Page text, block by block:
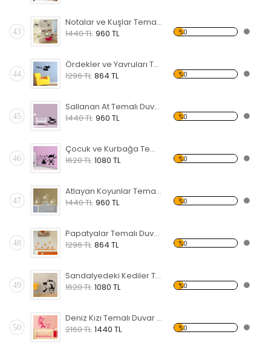
43
Notalar ve Kuşlar Temalı Duvar Sticker
1440 TL 960 TL %0
44
Ördekler ve Yavruları Temalı Duvar Sticker
1296 TL 864 TL %0
45
Sallanan At Temalı Duvar Sticker
1440 TL 960 TL %0
46
Çocuk ve Kurbağa Temalı Duvar Sticker
1620 TL 1080 TL %0
47
Atlayan Koyunlar Temalı Duvar Sticker
1440 TL 960 TL %0
48
Papatyalar Temalı Duvar Sticker
1296 TL 864 TL %0
49
Sandalyedeki Kediler Temalı Duvar Sticker
1620 TL 1080 TL %0
50
Deniz Kızı Temalı Duvar Sticker
2160 TL 1440 TL %0